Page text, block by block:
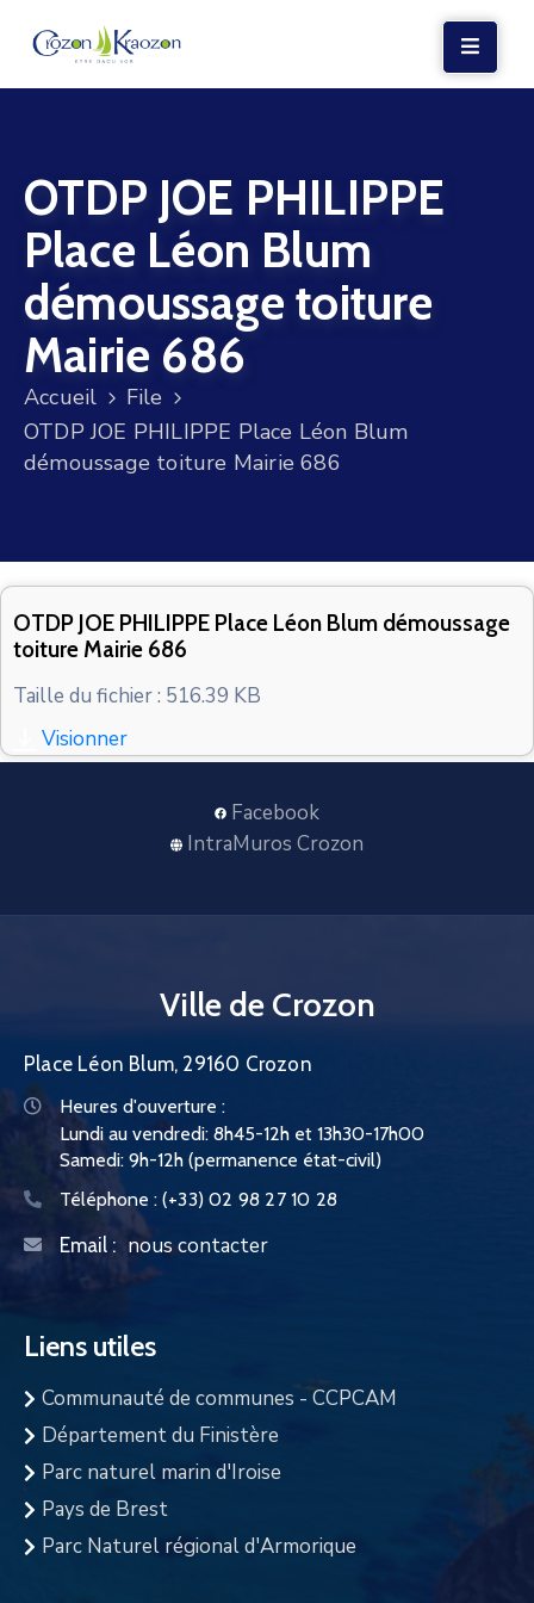
VIE
LOCALE
VIE
SOCIALE
TERRE
ET
MER
VOS
OTDP JOE PHILIPPE
Place Léon Blum
démoussage toiture
Mairie 686
Accueil
File
OTDP JOE PHILIPPE Place Léon Blum
démoussage toiture Mairie 686
OTDP JOE PHILIPPE Place Léon Blum démoussage
toiture Mairie 686
Taille du fichier : 516.39 KB
Visionner
Facebook
IntraMuros Crozon
Ville de Crozon
Place Léon Blum, 29160 Crozon
Heures d'ouverture :
Lundi au vendredi: 8h45-12h et 13h30-17h00
Samedi: 9h-12h (permanence état-civil)
Téléphone : (+33) 02 98 27 10 28
Email : nous contacter
Liens utiles
Communauté de communes - CCPCAM
Département du Finistère
Parc naturel marin d'Iroise
Pays de Brest
Parc Naturel régional d'Armorique